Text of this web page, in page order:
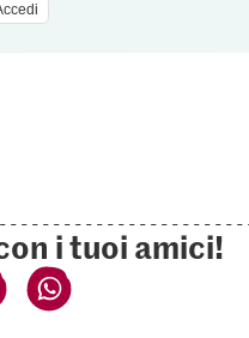
i tuoi amici!